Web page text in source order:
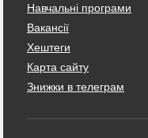
Навчальні програми
Вакансії
Хештеги
Карта сайту
Знижки в телеграм